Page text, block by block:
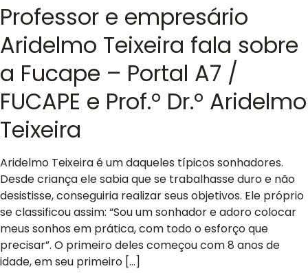
Professor e empresário
Aridelmo Teixeira fala sobre
a Fucape – Portal A7 /
FUCAPE e Prof.º Dr.º Aridelmo
Teixeira
Aridelmo Teixeira é um daqueles típicos sonhadores.
Desde criança ele sabia que se trabalhasse duro e não
desistisse, conseguiria realizar seus objetivos. Ele próprio
se classificou assim: “Sou um sonhador e adoro colocar
meus sonhos em prática, com todo o esforço que
precisar”. O primeiro deles começou com 8 anos de
idade, em seu primeiro […]